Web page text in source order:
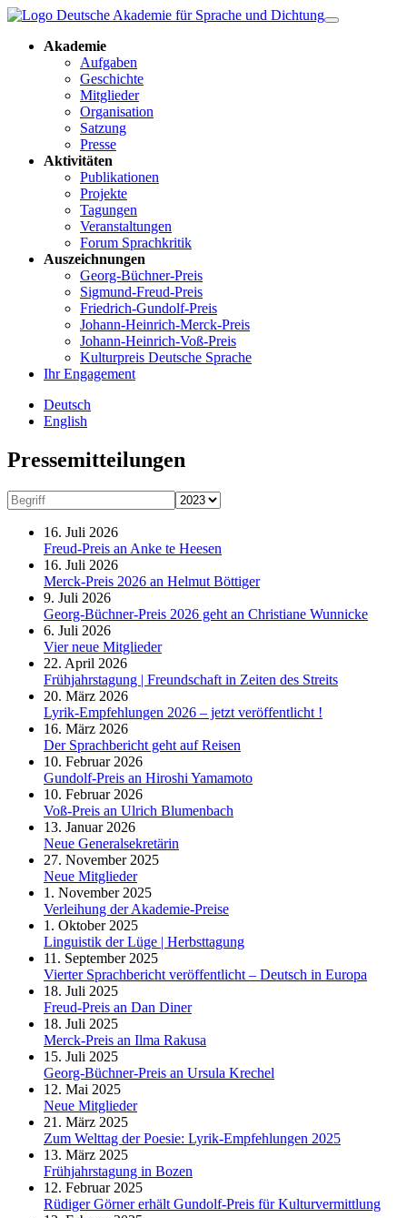
Akademie
Aufgaben
Geschichte
Mitglieder
Organisation
Satzung
Presse
Aktivitäten
Publikationen
Projekte
Tagungen
Veranstaltungen
Forum Sprachkritik
Auszeichnungen
Georg-Büchner-Preis
Sigmund-Freud-Preis
Friedrich-Gundolf-Preis
Johann-Heinrich-Merck-Preis
Johann-Heinrich-Voß-Preis
Kulturpreis Deutsche Sprache
Ihr Engagement
Deutsch
English
Presse­mitteilungen
16. Juli 2026
Freud-Preis an Anke te Heesen
16. Juli 2026
Merck-Preis 2026 an Helmut Böttiger
9. Juli 2026
Georg-Büchner-Preis 2026 geht an Christiane Wunnicke
6. Juli 2026
Vier neue Mitglieder
22. April 2026
Frühjahrstagung | Freundschaft in Zeiten des Streits
20. März 2026
Lyrik-Empfehlungen 2026 – jetzt veröffentlicht !
16. März 2026
Der Sprachbericht geht auf Reisen
10. Februar 2026
Gundolf-Preis an Hiroshi Yamamoto
10. Februar 2026
Voß-Preis an Ulrich Blumenbach
13. Januar 2026
Neue Generalsekretärin
27. November 2025
Neue Mitglieder
1. November 2025
Verleihung der Akademie-Preise
1. Oktober 2025
Linguistik der Lüge | Herbsttagung
11. September 2025
Vierter Sprachbericht veröffentlicht – Deutsch in Europa
18. Juli 2025
Freud-Preis an Dan Diner
18. Juli 2025
Merck-Preis an Ilma Rakusa
15. Juli 2025
Georg-Büchner-Preis an Ursula Krechel
12. Mai 2025
Neue Mitglieder
21. März 2025
Zum Welttag der Poesie: Lyrik-Empfehlungen 2025
13. März 2025
Frühjahrstagung in Bozen
12. Februar 2025
Rüdiger Görner erhält Gundolf-Preis für Kulturvermittlung